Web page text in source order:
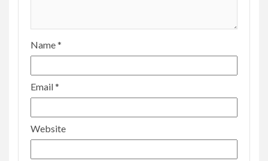
Name*
Email*
Website